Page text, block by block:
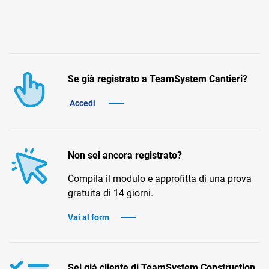
TeamSystem Corporate
TeamSystem Store
Se già registrato a TeamSystem Cantieri?
Accedi
Non sei ancora registrato?
Compila il modulo e approfitta di una prova
gratuita di 14 giorni.
Vai al form